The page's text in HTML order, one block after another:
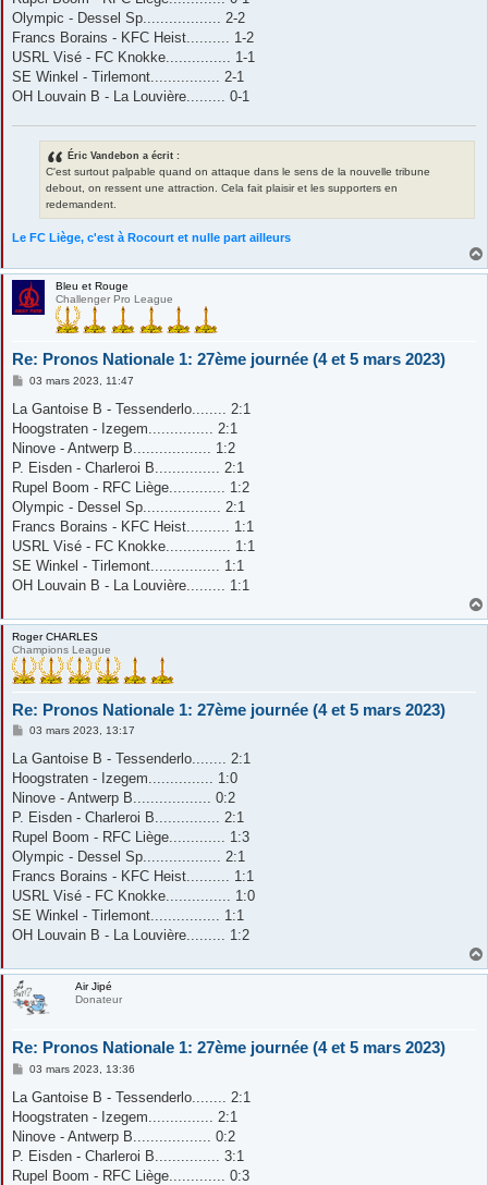
Olympic - Dessel Sp.................. 2-2
Francs Borains - KFC Heist.......... 1-2
USRL Visé - FC Knokke............... 1-1
SE Winkel - Tirlemont................ 2-1
OH Louvain B - La Louvière......... 0-1
Éric Vandebon a écrit :
C'est surtout palpable quand on attaque dans le sens de la nouvelle tribune
debout, on ressent une attraction. Cela fait plaisir et les supporters en
redemandent.
Le FC Liège, c'est à Rocourt et nulle part ailleurs
Bleu et Rouge
Challenger Pro League
Re: Pronos Nationale 1: 27ème journée (4 et 5 mars 2023)
M
s
a
g
03 mars 2023, 11:47
La Gantoise B - Tessenderlo........ 2:1
Hoogstraten - Izegem............... 2:1
Ninove - Antwerp B.................. 1:2
P. Eisden - Charleroi B............... 2:1
Rupel Boom - RFC Liège............. 1:2
Olympic - Dessel Sp.................. 2:1
Francs Borains - KFC Heist.......... 1:1
USRL Visé - FC Knokke............... 1:1
SE Winkel - Tirlemont................ 1:1
OH Louvain B - La Louvière......... 1:1
Roger CHARLES
Champions League
Re: Pronos Nationale 1: 27ème journée (4 et 5 mars 2023)
M
s
a
g
03 mars 2023, 13:17
La Gantoise B - Tessenderlo........ 2:1
Hoogstraten - Izegem............... 1:0
Ninove - Antwerp B.................. 0:2
P. Eisden - Charleroi B............... 2:1
Rupel Boom - RFC Liège............. 1:3
Olympic - Dessel Sp.................. 2:1
Francs Borains - KFC Heist.......... 1:1
USRL Visé - FC Knokke............... 1:0
SE Winkel - Tirlemont................ 1:1
OH Louvain B - La Louvière......... 1:2
Air Jipé
Donateur
Re: Pronos Nationale 1: 27ème journée (4 et 5 mars 2023)
M
s
a
g
03 mars 2023, 13:36
La Gantoise B - Tessenderlo........ 2:1
Hoogstraten - Izegem............... 2:1
Ninove - Antwerp B.................. 0:2
P. Eisden - Charleroi B............... 3:1
Rupel Boom - RFC Liège............. 0:3